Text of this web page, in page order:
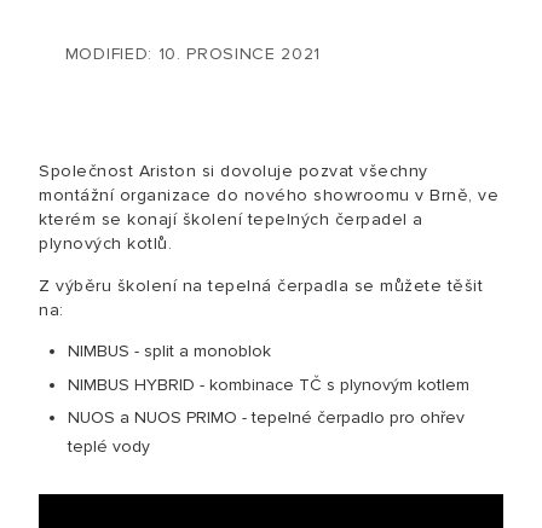
MODIFIED: 10. PROSINCE 2021
Společnost Ariston si dovoluje pozvat všechny
montážní organizace do nového showroomu v Brně, ve
kterém se konají školení tepelných čerpadel a
plynových kotlů.
Z výběru školení na tepelná čerpadla se můžete těšit
na:
NIMBUS - split a monoblok
NIMBUS HYBRID - kombinace TČ s plynovým kotlem
NUOS a NUOS PRIMO - tepelné čerpadlo pro ohřev
teplé vody